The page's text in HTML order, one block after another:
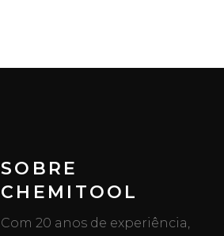
SOBRE
CHEMITOOL
Com 20 anos de experiência,